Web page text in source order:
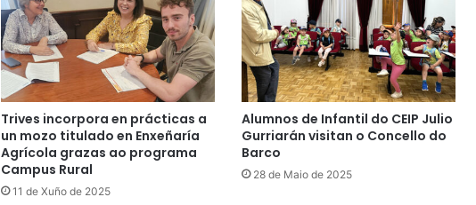
Trives incorpora en prácticas a
un mozo titulado en Enxeñaría
Agrícola grazas ao programa
Campus Rural
11 de Xuño de 2025
Alumnos de Infantil do CEIP Julio
Gurriarán visitan o Concello do
Barco
28 de Maio de 2025